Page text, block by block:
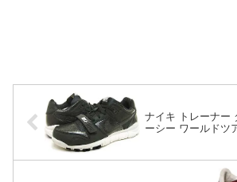
ナイキ トレーナー
ーシー ワールドツ